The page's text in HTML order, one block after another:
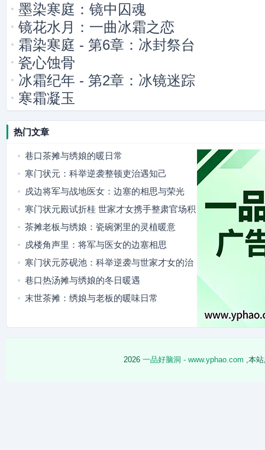
墨染寒庭：镜中囚魂
镜花水月：一曲冰霜之恋
霜染寒庭 - 第6章：冰封祭台
瓷心蚀骨
冰霜纪年 - 第2章：冰镜迷踪
寒霜凝玉
热门文章
巷口茶摊与绣娘的暖日常
寒门状元：科举逆袭整顿吏治遇知己
戍边将军与战地医女：边塞的相思与荣光
寒门状元殿试折桂 世家才女携手整肃官场积
弊
茶摊老板与绣娘：瓷碗粥里的灵植暖意
戍楼角声里：将军与医女的边塞相思
寒门状元苏砚池：科举逆袭与世家才女的治
世同行
巷口热汤摊与绣娘的冬日暖遇
末世茶摊：绣娘与老板的暖味日常
2026 一品好脑洞 - www.yphao.com ,本